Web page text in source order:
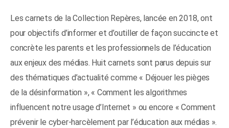
Les carnets de la Collection Repères, lancée en 2018, ont
pour objectifs d’informer et d’outiller de façon succincte et
concrète les parents et les professionnels de l’éducation
aux enjeux des médias. Huit carnets sont parus depuis sur
des thématiques d’actualité comme « Déjouer les pièges
de la désinformation », « Comment les algorithmes
influencent notre usage d’Internet » ou encore « Comment
prévenir le cyber-harcèlement par l’éducation aux médias ».